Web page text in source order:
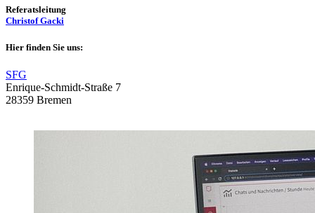
Referatsleitung
Christof Gacki
Hier finden Sie uns:
SFG
Enrique-Schmidt-Straße 7
28359 Bremen